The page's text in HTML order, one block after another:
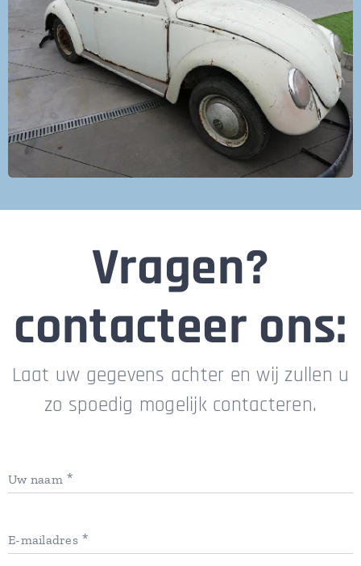
Vragen?
contacteer ons:
Laat uw gegevens achter en wij zullen u
zo spoedig mogelijk contacteren.
Uw naam
E-mailadres